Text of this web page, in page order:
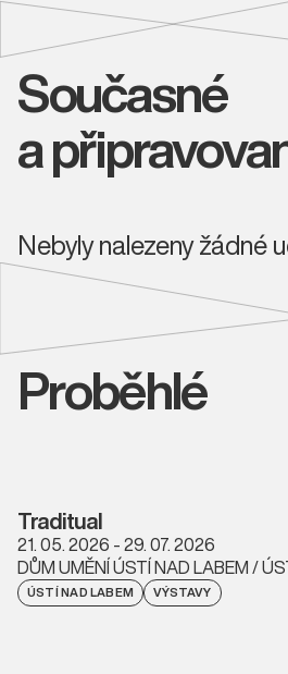
Současné
a
Nebyly nalezeny žádné
Proběhlé
Traditual
21. 05. 2026 - 29. 07. 2026
DŮM UMĚNÍ ÚSTÍ NAD LABEM /
ÚSTÍ NAD LABEM VÝSTAVY